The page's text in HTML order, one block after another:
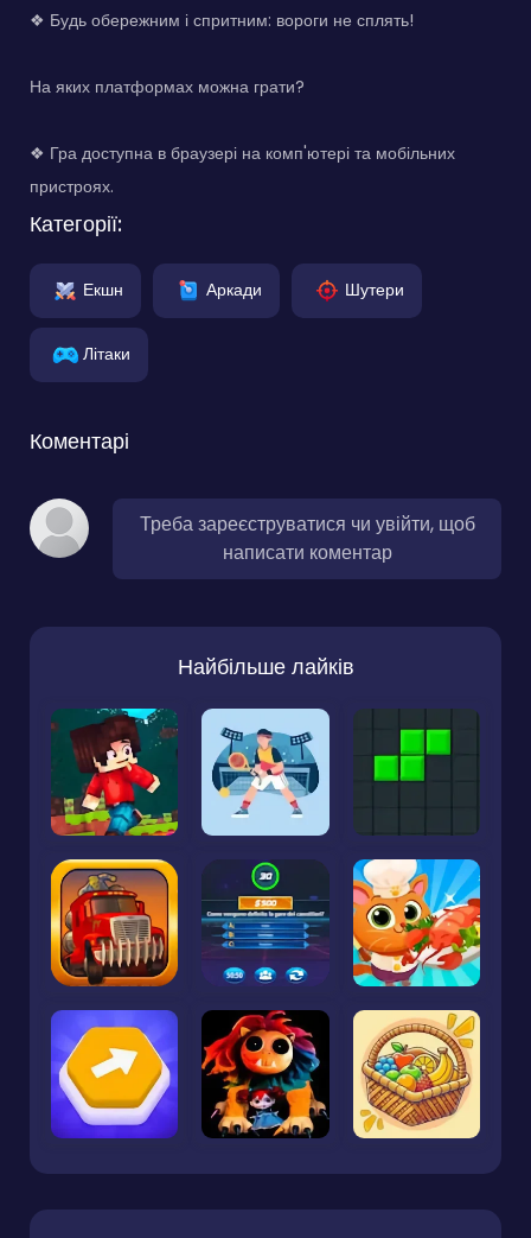
❖ Будь обережним і спритним: вороги не сплять!
На яких платформах можна грати?
❖ Гра доступна в браузері на комп'ютері та мобільних
пристроях.
Категорії:
Екшн Аркади Шутери
Літаки
Коментарі
Треба зареєструватися чи увійти, щоб
написати коментар
Найбільше лайків